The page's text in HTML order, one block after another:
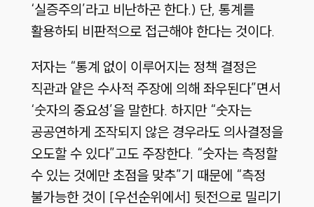
‘실증주의’라고 비난하곤 한다.) 단, 통계를
활용하되 비판적으로 접근해야 한다는 것이다.
저자는 “통계 없이 이루어지는 정책 결정은
직관과 얕은 수사적 주장에 의해 좌우된다”면서
‘숫자의 중요성’을 말한다. 하지만 “숫자는
공공연하게 조작되지 않은 경우라도 의사결정을
오도할 수 있다”고도 주장한다. “숫자는 측정할
수 있는 것에만 초점을 맞추”기 때문에 “측정
불가능한 것이 [우선순위에서] 뒷전으로 밀리기